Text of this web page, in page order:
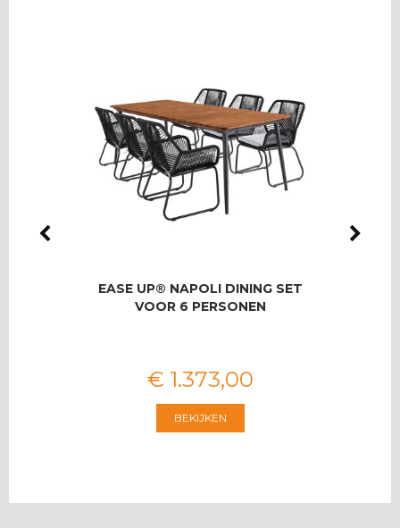
EASE UP® NAPOLI DINING SET
VOOR 6 PERSONEN
€ 1.373,00
BEKIJKEN